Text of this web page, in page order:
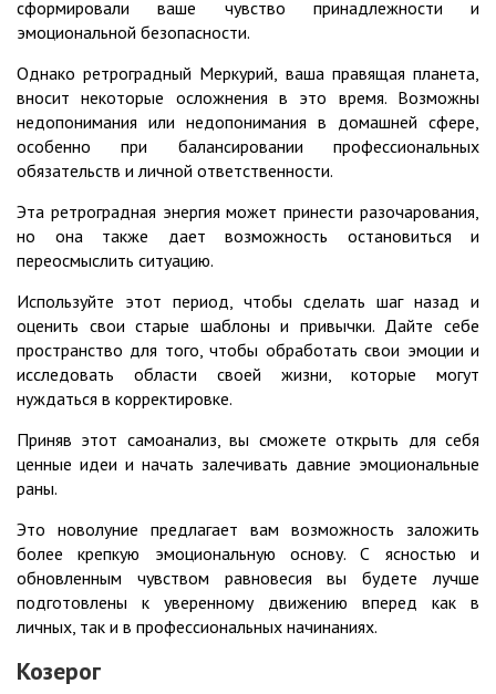
сформировали ваше чувство принадлежности и
эмоциональной безопасности.
Однако ретроградный Меркурий, ваша правящая планета,
вносит некоторые осложнения в это время. Возможны
недопонимания или недопонимания в домашней сфере,
особенно при балансировании профессиональных
обязательств и личной ответственности.
Эта ретроградная энергия может принести разочарования,
но она также дает возможность остановиться и
переосмыслить ситуацию.
Используйте этот период, чтобы сделать шаг назад и
оценить свои старые шаблоны и привычки. Дайте себе
пространство для того, чтобы обработать свои эмоции и
исследовать области своей жизни, которые могут
нуждаться в корректировке.
Приняв этот самоанализ, вы сможете открыть для себя
ценные идеи и начать залечивать давние эмоциональные
раны.
Это новолуние предлагает вам возможность заложить
более крепкую эмоциональную основу. С ясностью и
обновленным чувством равновесия вы будете лучше
подготовлены к уверенному движению вперед как в
личных, так и в профессиональных начинаниях.
Козерог